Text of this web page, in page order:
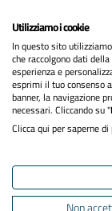
Privacy
Accessibilità
Note legali
Utilizziamo i cookie
In questo sito
che raccolgono dati
esperienza e
esprimi il tuo consenso
banner, la navigazione
necessari. Cliccando su "
Clicca qui per saperne
Non